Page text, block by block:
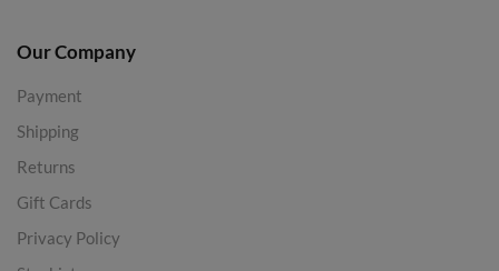
Our Company
Payment
Shipping
Returns
Gift Cards
Privacy Policy